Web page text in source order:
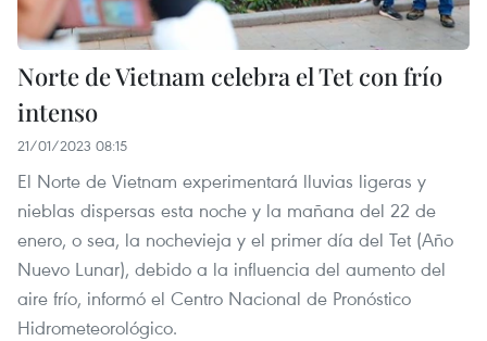
Norte de Vietnam celebra el Tet con frío
intenso
21/01/2023 08:15
El Norte de Vietnam experimentará lluvias ligeras y
nieblas dispersas esta noche y la mañana del 22 de
enero, o sea, la nochevieja y el primer día del Tet (Año
Nuevo Lunar), debido a la influencia del aumento del
aire frío, informó el Centro Nacional de Pronóstico
Hidrometeorológico.